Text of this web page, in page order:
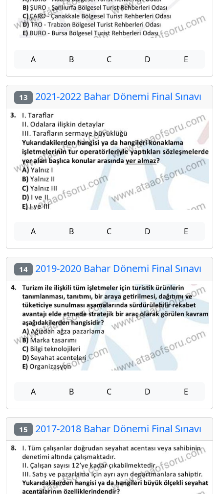
A B C D E
13 2021-2022 Bahar Dönemi Final Sınavı
A B C D E
14 2019-2020 Bahar Dönemi Final Sınavı
A B C D E
15 2017-2018 Bahar Dönemi Final Sınavı